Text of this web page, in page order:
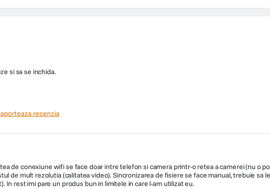
si sa se inchida.
recenzia
de conexiune wifi se face doar intre telefon si camera printr-o retea a camerei (nu o
de mult rezolutia (calitatea video). Sincronizarea de fisiere se face manual, trebuie sa
In rest imi pare un produs bun in limitele in care l-am utilizat eu.